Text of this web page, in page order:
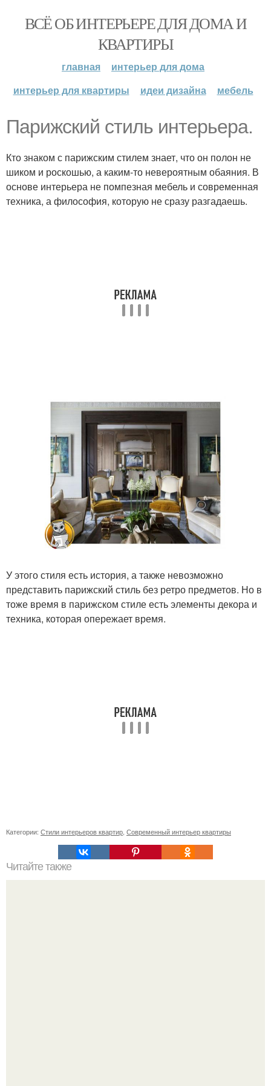
ВСЁ ОБ ИНТЕРЬЕРЕ ДЛЯ ДОМА И
КВАРТИРЫ
главная
интерьер для дома
интерьер для квартиры
идеи дизайна мебель
Парижский стиль интерьера.
Кто знаком с парижским стилем знает, что он полон не
шиком и роскошью, а каким-то невероятным обаяния. В
основе интерьера не помпезная мебель и современная
техника, а философия, которую не сразу разгадаешь.
У этого стиля есть история, а также невозможно
представить парижский стиль без ретро предметов. Но в
тоже время в парижском стиле есть элементы декора и
техника, которая опережает время.
Категории: Стили интерьеров квартир Современный интерьер квартиры
Читайте также